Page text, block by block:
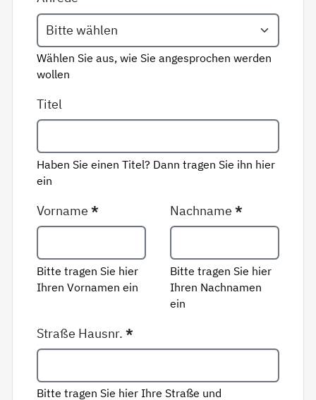
Wählen Sie aus, wie Sie angesprochen werden
wollen
Titel
Haben Sie einen Titel? Dann tragen Sie ihn hier
ein
Vorname*
Bitte tragen Sie hier
Ihren Vornamen ein
Nachname*
Bitte tragen Sie hier
Ihren Nachnamen
ein
Straße Hausnr.*
Bitte tragen Sie hier Ihre Straße und